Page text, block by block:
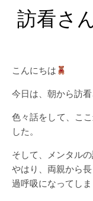
訪看さ
こんにちは
今日は、朝から訪
色々話をして、こ
した。
そして、メンタル
やはり、両親から
過呼吸になってしま